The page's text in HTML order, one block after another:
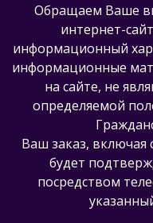
Обращаем Ваше
интернет-
информационный
информационные
на сайте, не
определяемой
Ваш заказ, включая
будет
посредством